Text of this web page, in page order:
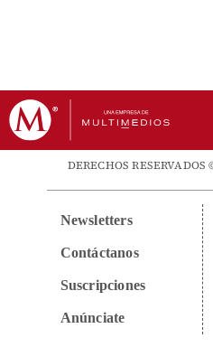
DERECHOS
Newsletters
Contáctanos
Suscripciones
Anúnciate